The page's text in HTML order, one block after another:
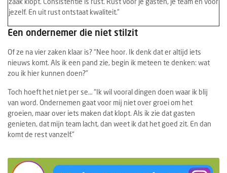
jezelf. En uit rust ontstaat kwaliteit.”
Een ondernemer die niet stilzit
Of ze na vier zaken klaar is? “Nee hoor. Ik denk dat er altijd iets
nieuws komt. Als ik een pand zie, begin ik meteen te denken: wat
zou ik hier kunnen doen?”
Toch hoeft het niet per se… “Ik wil vooral dingen doen waar ik blij
van word. Ondernemen gaat voor mij niet over groei om het
groeien, maar over iets maken dat klopt. Als ik zie dat gasten
genieten, dat mijn team lacht, dan weet ik dat het goed zit. En dan
komt de rest vanzelf.”